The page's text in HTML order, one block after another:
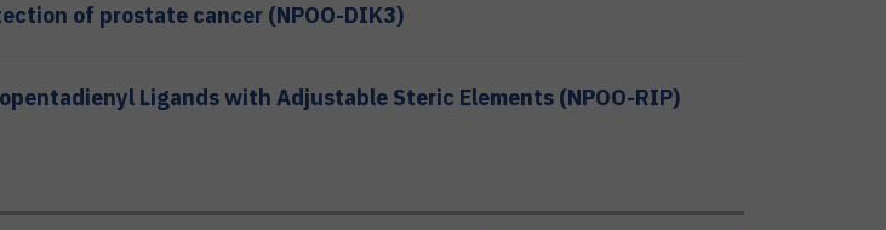
of prostate cancer (NPOO-DIK3)
Ligands with Adjustable Steric Elements (NPOO-RIP)